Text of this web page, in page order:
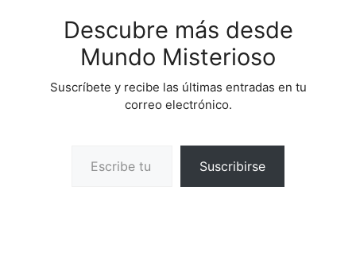
Descubre más desde
Mundo Misterioso
Suscríbete y recibe las últimas entradas en tu
correo electrónico.
Suscribirse